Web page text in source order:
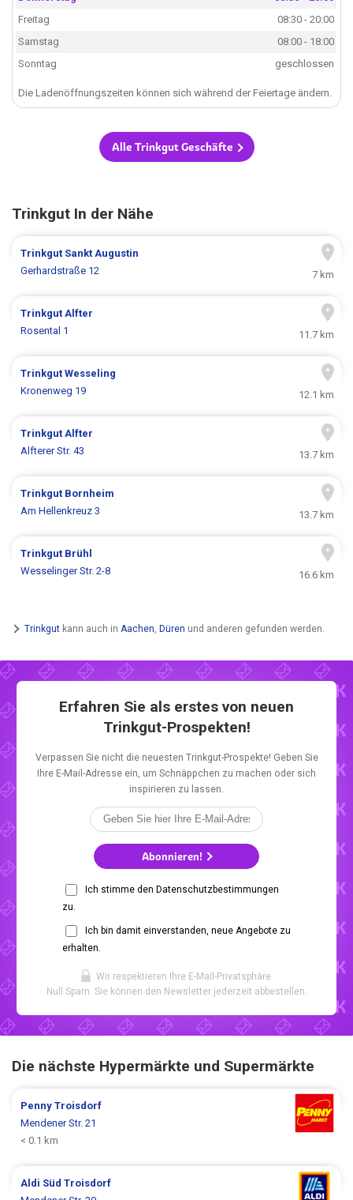
Freitag
08:30 - 20:00
Samstag
08:00 - 18:00
Sonntag
geschlossen
Die Ladenöffnungszeiten können sich während der Feiertage ändern.
Alle Trinkgut Geschäfte
Trinkgut In der Nähe
Trinkgut Sankt Augustin
Gerhardstraße 12
7 km
TrinkgutAlfter
Rosental 1
11.7 km
TrinkgutWesseling
Kronenweg 19
12.1 km
TrinkgutAlfter
Alfterer Str. 43
13.7 km
Trinkgut Bornheim
Am Hellenkreuz 3
13.7 km
Trinkgut Brühl
Wesselinger Str. 2-8
16.6 km
Trinkgut kann auch in Aachen, Düren und anderen gefunden werden.
Erfahren Sie als erstes von neuen
Trinkgut-Prospekten!
Verpassen Sie nicht die neuesten Trinkgut-Prospekte! Geben Sie
Ihre E-Mail-Adresse ein, um Schnäppchen zu machen oder sich
inspirieren zu lassen.
Abonnieren!
Ich stimme den Datenschutzbestimmungen
zu.
Ich bin damit einverstanden, neue Angebote zu
erhalten.
Wir respektieren Ihre E-Mail-Privatsphäre.
Null Spam. Sie können den Newsletter jederzeit abbestellen.
Die nächste Hypermärkte und Supermärkte
PennyTroisdorf
Mendener Str. 21
< 0.1 km
Aldi SüdTroisdorf